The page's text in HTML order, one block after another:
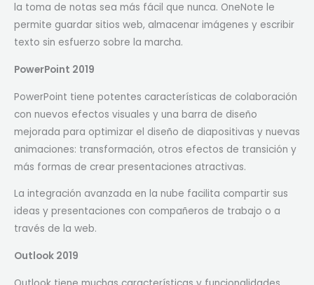
la toma de notas sea más fácil que nunca. OneNote le
permite guardar sitios web, almacenar imágenes y escribir
texto sin esfuerzo sobre la marcha.
PowerPoint 2019
PowerPoint tiene potentes características de colaboración
con nuevos efectos visuales y una barra de diseño
mejorada para optimizar el diseño de diapositivas y nuevas
animaciones: transformación, otros efectos de transición y
más formas de crear presentaciones atractivas.
La integración avanzada en la nube facilita compartir sus
ideas y presentaciones con compañeros de trabajo o a
través de la web.
Outlook 2019